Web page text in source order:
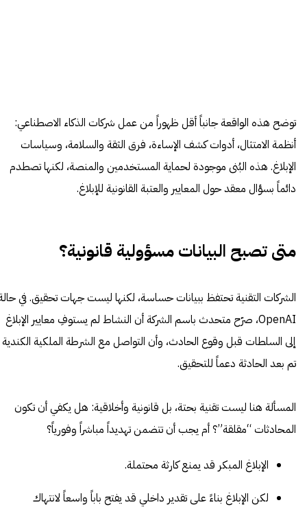
توضح هذه الواقعة جانباً أقل ظهوراً من عمل شركات الذكاء الاصطناعي:
أنظمة الامتثال، أدوات كشف الإساءة، فرق الثقة والسلامة، وسياسات
الإبلاغ. هذه البُنى موجودة لحماية المستخدمين والمنصة، لكنها تصطدم
دائماً بسؤال معقد حول المعايير والعتبة القانونية للإبلاغ.
متى تصبح البيانات مسؤولية قانونية؟
الشركات التقنية تحتفظ ببيانات حساسة، لكنها ليست جهات تحقيق. في
OpenAI، صرّح متحدث باسم الشركة أن النشاط لم يستوفِ معايير الإبلاغ
إلى السلطات قبل وقوع الحادث، وأن التواصل مع الشرطة الملكية الكندية
تم بعد الحادثة دعماً للتحقيق.
المسألة هنا ليست تقنية بحتة، بل قانونية وأخلاقية: هل يكفي أن تكون
المحادثات “مقلقة”؟ أم يجب أن تتضمن تهديداً مباشراً وفورياً؟
الإبلاغ المبكر قد يمنع كارثة محتملة.
لكن الإبلاغ بناءً على تقدير داخلي قد يفتح باباً واسعاً لانتهاك